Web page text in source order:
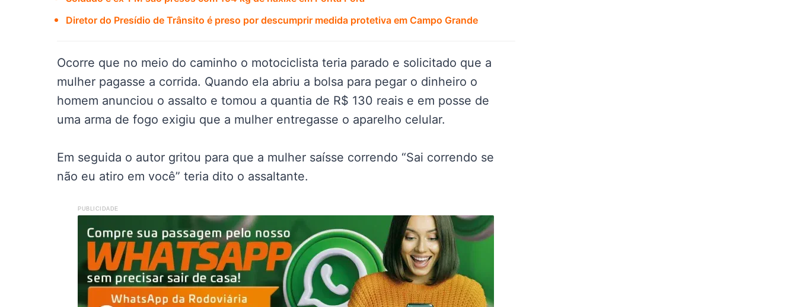
Diretor do Presídio de Trânsito é preso por descumprir medida protetiva em Campo Grande
Ocorre que no meio do caminho o motociclista teria parado e solicitado que a
mulher pagasse a corrida. Quando ela abriu a bolsa para pegar o dinheiro o
homem anunciou o assalto e tomou a quantia de R$ 130 reais e em posse de
uma arma de fogo exigiu que a mulher entregasse o aparelho celular.
Em seguida o autor gritou para que a mulher saísse correndo “Sai correndo se
não eu atiro em você” teria dito o assaltante.
PUBLICIDADE